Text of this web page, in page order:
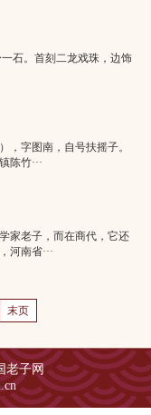
石。首刻二龙戏珠，边饰
字图南，自号扶摇子。
陈竹···
家老子，而在商代，它还
南省···
末页
老子网